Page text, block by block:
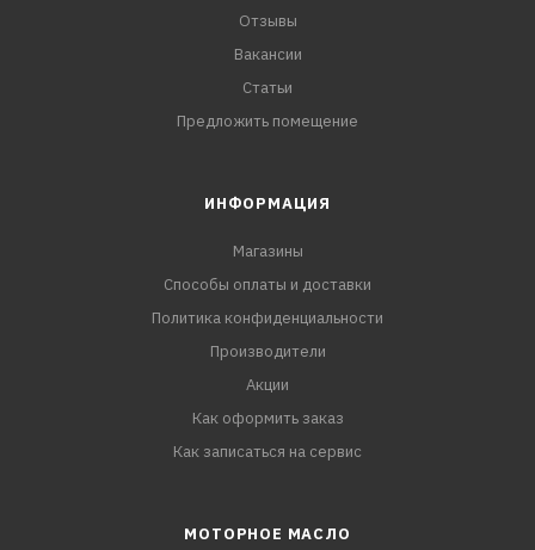
Отзывы
Вакансии
Статьи
Предложить помещение
ИНФОРМАЦИЯ
Магазины
Способы оплаты и доставки
Политика конфиденциальности
Производители
Акции
Как оформить заказ
Как записаться на сервис
МОТОРНОЕ МАСЛО